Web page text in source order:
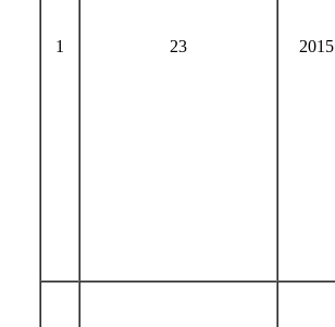
1 23 2015